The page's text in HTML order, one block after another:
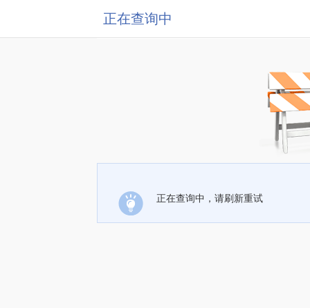
正在查询中
正在查询中，请刷新重试